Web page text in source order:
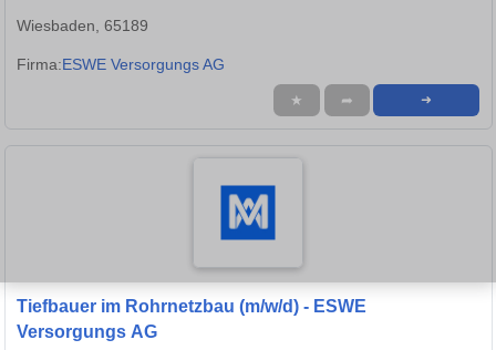
Wiesbaden, 65189
Firma:ESWE Versorgungs AG
★ ➦ ➜
Tiefbauer im Rohrnetzbau (m/w/d) - ESWE
Versorgungs AG